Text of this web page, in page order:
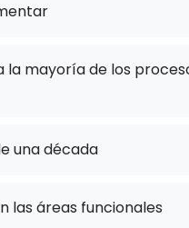
mayoría de los
una década
las áreas funcionales